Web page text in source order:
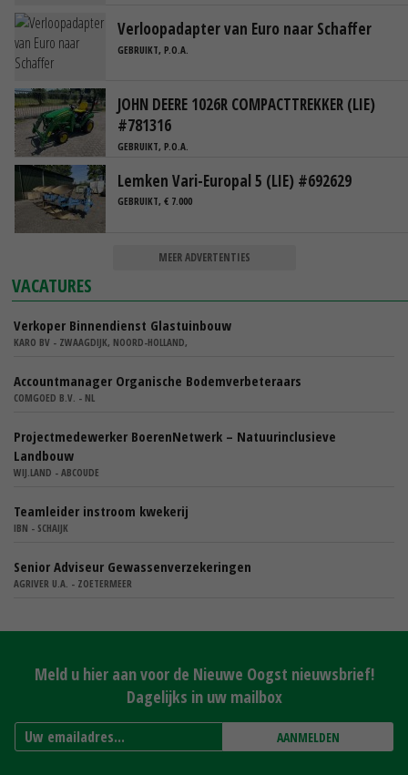
Verloopadapter van Euro naar Schaffer
GEBRUIKT, P.O.A.
JOHN DEERE 1026R COMPACTTREKKER (LIE)
#781316
GEBRUIKT, P.O.A.
Lemken Vari-Europal 5 (LIE) #692629
GEBRUIKT, € 7.000
MEER ADVERTENTIES
VACATURES
Verkoper Binnendienst Glastuinbouw
KARO BV - ZWAAGDIJK, NOORD-HOLLAND,
Accountmanager Organische Bodemverbeteraars
COMGOED B.V. - NL
Projectmedewerker BoerenNetwerk – Natuurinclusieve
Landbouw
WIJ.LAND - ABCOUDE
Teamleider instroom kwekerij
IBN - SCHAIJK
Senior Adviseur Gewassenverzekeringen
AGRIVER U.A. - ZOETERMEER
Meld u hier aan voor de Nieuwe Oogst nieuwsbrief!
Dagelijks in uw mailbox
AANMELDEN